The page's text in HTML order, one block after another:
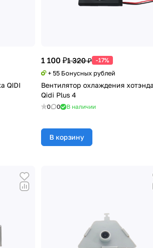
QIDI
1 100 ₽1 320 ₽ -17%
+ 55 Бонусных рублей
Вентилятор охлаждения хотэнда
Qidi Plus 4
0 0 В наличии
В корзину